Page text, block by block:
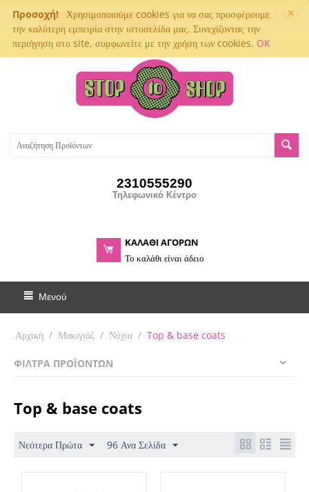
×
Προσοχή!
Χρησιμοποιούμε cookies για να σας προσφέρουμε
την καλύτερη εμπειρία στην ιστοσελίδα μας. Συνεχίζοντας την
περιήγηση στο site, συμφωνείτε με την χρήση των cookies. OK
Παρακολούθηση αποστολής
2310555290
Τηλεφωνικό Κέντρο
ΚΑΛΑΘΙ ΑΓΟΡΩΝ
Το καλάθι είναι άδειο
Μενού
Αρχική / Μακιγιάζ / Νύχια / Top & base coats
ΦΊΛΤΡΑ ΠΡΟΪΌΝΤΩΝ
Top & base coats
Νεότερα Πρώτα 96 Ανα Σελίδα